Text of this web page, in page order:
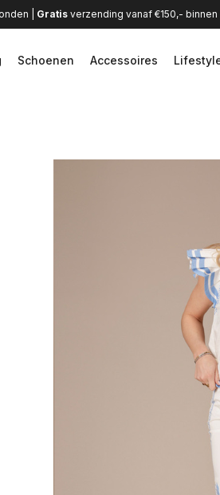
| Gratisverzending vanaf €150,-
Schoenen Accessoires